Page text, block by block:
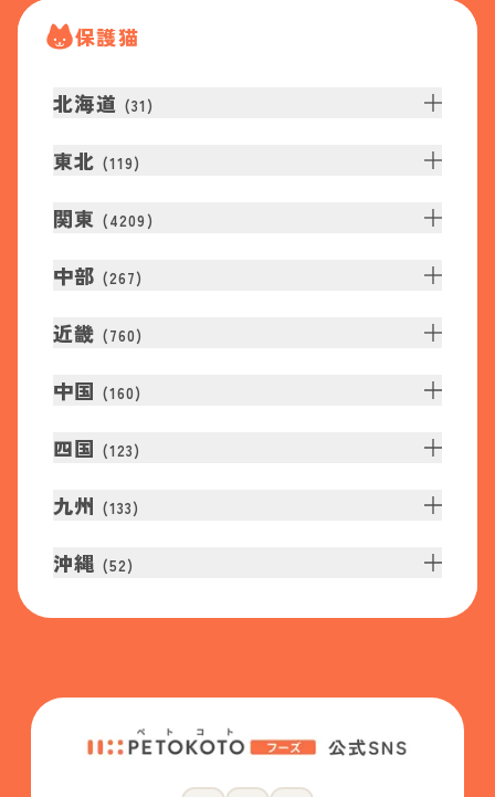
保護猫
北海道 (31 )
東北 (119)
関東 (4209 )
中部 (267)
近畿 (760)
中国 (160)
四国 (123)
九州 (133)
沖縄 (52)